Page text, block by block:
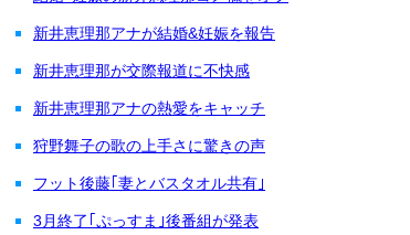
新井恵理那アナが結婚&妊娠を報告
新井恵理那が交際報道に不快感
新井恵理那アナの熱愛をキャッチ
狩野舞子の歌の上手さに驚きの声
フット後藤｢妻とバスタオル共有｣
3月終了｢ぷっすま｣後番組が発表